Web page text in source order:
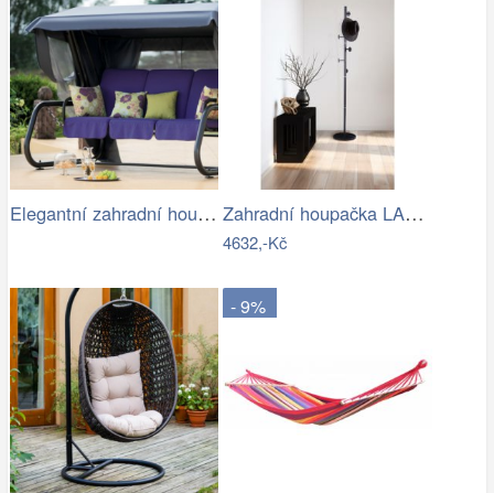
Elegantní zahradní houpačka VENEZIA Zahradní houpačka LAMIA Tempo Kondela
4632,-Kč
- 9%